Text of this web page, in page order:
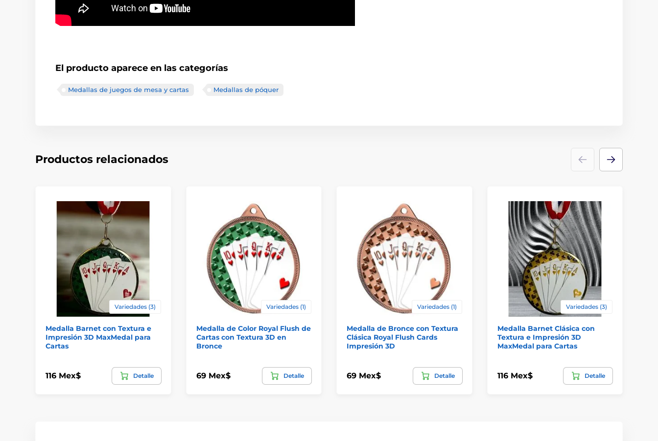
El producto aparece en las categorías
Medallas de juegos de mesa y cartas Medallas de póquer
Productos relacionados
Variedades (3)
Medalla Barnet con Textura e
Impresión 3D MaxMedal para
Cartas
116 Mex$ Detalle
Variedades (1)
Medalla de Color Royal Flush de
Cartas con Textura 3D en
Bronce
69 Mex$ Detalle
Variedades (1)
Medalla de Bronce con Textura
Clásica Royal Flush Cards
Impresión 3D
69 Mex$ Detalle
Variedades (3)
Medalla Barnet Clásica con
Textura e Impresión 3D
MaxMedal para Cartas
116 Mex$ Detalle